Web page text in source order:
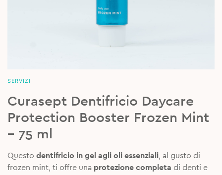
SERVIZI
Curasept Dentifricio Daycare
Protection Booster Frozen Mint
– 75 ml
Questo dentifricio in gel agli oli essenziali, al gusto di
frozen mint, ti offre una protezione completa di denti e